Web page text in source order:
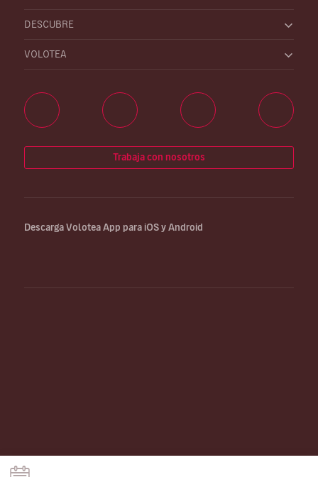
DESCUBRE
VOLOTEA
Trabaja con nosotros
Descarga Volotea App para iOS y Android